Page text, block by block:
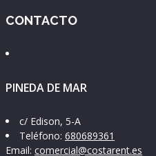
CONTACTO
PINEDA DE MAR
c/ Edison, 5-A
Teléfono: 680689361
Email: comercial@costarent.es